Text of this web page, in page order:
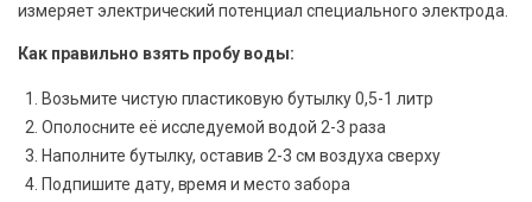
измеряет электрический потенциал специального электрода.
Как правильно взять пробу воды:
Возьмите чистую пластиковую бутылку 0,5-1 литр
Ополосните её исследуемой водой 2-3 раза
Наполните бутылку, оставив 2-3 см воздуха сверху
Подпишите дату, время и место забора